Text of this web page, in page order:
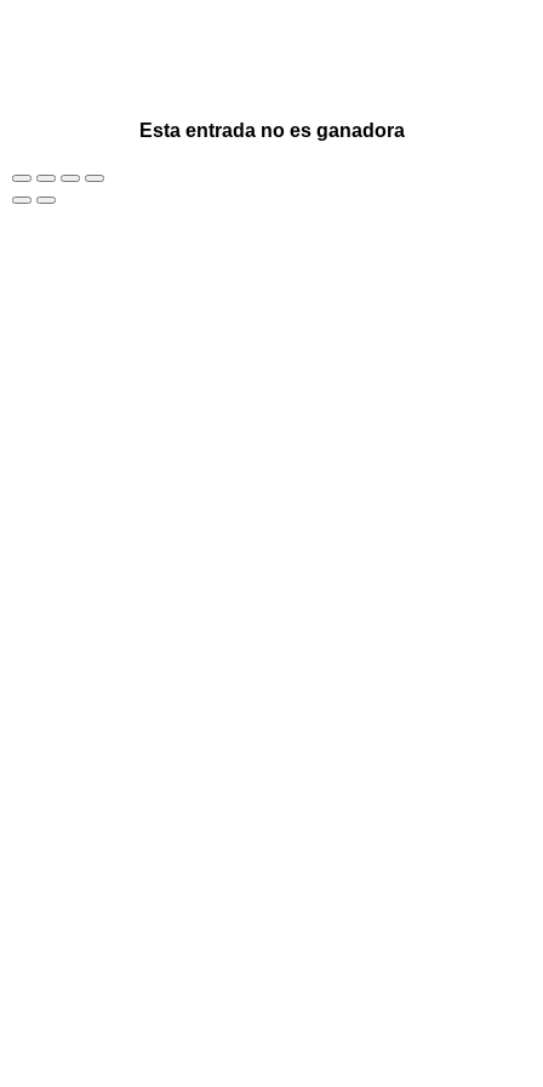
Esta entrada no es ganadora